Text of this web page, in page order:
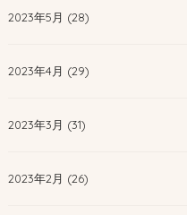
2023年5月 (28)
2023年4月 (29)
2023年3月 (31)
2023年2月 (26)